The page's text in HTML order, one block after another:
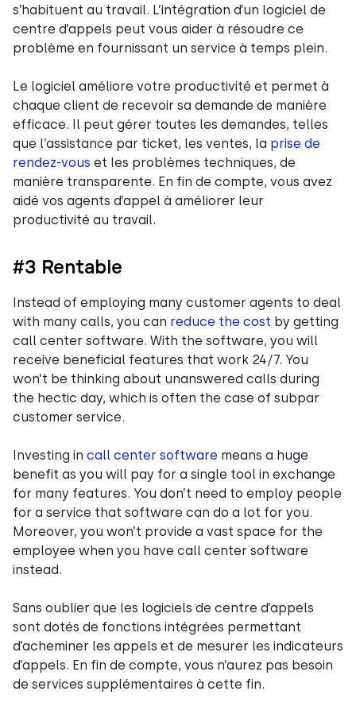
s’habituent au travail. L’intégration d’un logiciel de
centre d’appels peut vous aider à résoudre ce
problème en fournissant un service à temps plein.
Le logiciel améliore votre productivité et permet à
chaque client de recevoir sa demande de manière
efficace. Il peut gérer toutes les demandes, telles
que l’assistance par ticket, les ventes, la prise de
rendez-vous et les problèmes techniques, de
manière transparente. En fin de compte, vous avez
aidé vos agents d’appel à améliorer leur
productivité au travail.
#3 Rentable
Instead of employing many customer agents to deal
with many calls, you can reduce the cost by getting
call center software. With the software, you will
receive beneficial features that work 24/7. You
won’t be thinking about unanswered calls during
the hectic day, which is often the case of subpar
customer service.
Investing in call center software means a huge
benefit as you will pay for a single tool in exchange
for many features. You don’t need to employ people
for a service that software can do a lot for you.
Moreover, you won’t provide a vast space for the
employee when you have call center software
instead.
Sans oublier que les logiciels de centre d’appels
sont dotés de fonctions intégrées permettant
d’acheminer les appels et de mesurer les indicateurs
d’appels. En fin de compte, vous n’aurez pas besoin
de services supplémentaires à cette fin.